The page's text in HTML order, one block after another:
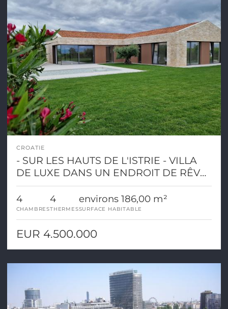
CROATIE
- SUR LES HAUTS DE L'ISTRIE - VILLA
DE LUXE DANS UN ENDROIT DE RÊVE
AVEC VUE PANORAMIQUE
4
CHAMBRES
4
THERMES
environs 186,00 m²
SURFACE HABITABLE
EUR 4.500.000